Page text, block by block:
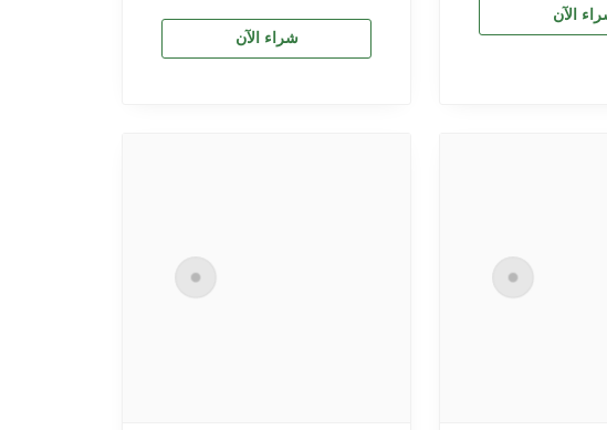
الآن
شراء الآن